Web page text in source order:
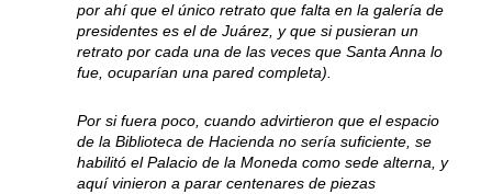
por ahí que el único retrato que falta en la galería de
presidentes es el de Juárez, y que si pusieran un
retrato por cada una de las veces que Santa Anna lo
fue, ocuparían una pared completa).
Por si fuera poco, cuando advirtieron que el espacio
de la Biblioteca de Hacienda no sería suficiente, se
habilitó el Palacio de la Moneda como sede alterna, y
aquí vinieron a parar centenares de piezas